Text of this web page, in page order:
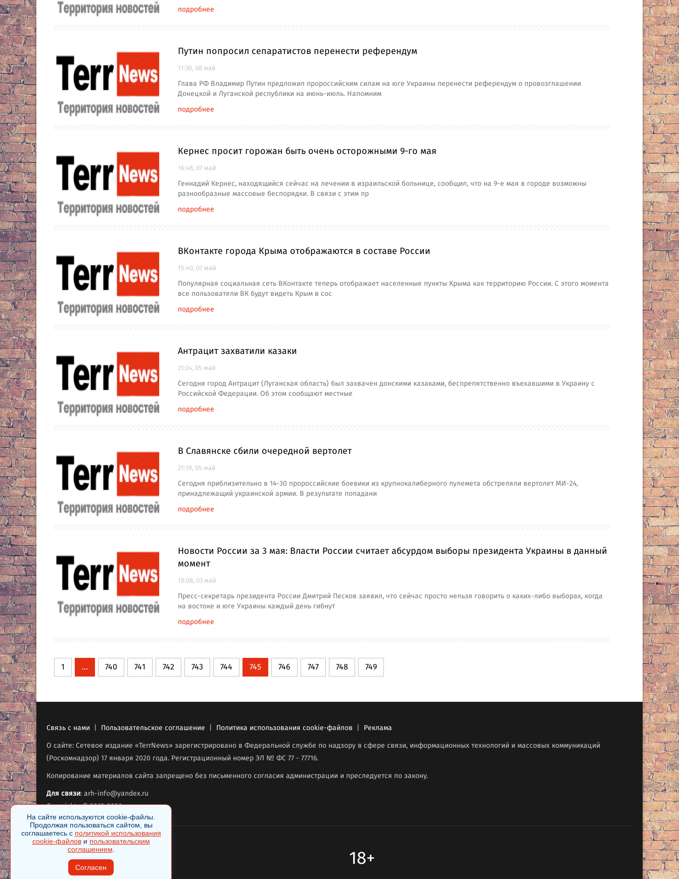
подробнее
Путин попросил сепаратистов перенести референдум
11:30, 08 май
Глава РФ Владимир Путин предложил пророссийским силам на юге Украины перенести референдум о провозглашении
Донецкой и Луганской республики на июнь-июль. Напомним
подробнее
Кернес просит горожан быть очень осторожными 9-го мая
16:48, 07 май
Геннадий Кернес, находящийся сейчас на лечении в израильской больнице, сообщил, что на 9-е мая в городе возможны
разнообразные массовые беспорядки. В связи с этим пр
подробнее
ВКонтакте города Крыма отображаются в составе России
15:40, 07 май
Популярная социальная сеть ВКонтакте теперь отображает населенные пункты Крыма как территорию России. С этого момента
все пользователи ВК будут видеть Крым в сос
подробнее
Антрацит захватили казаки
21:24, 05 май
Сегодня город Антрацит (Луганская область) был захвачен донскими казаками, беспрепятственно въехавшими в Украину с
Российской Федерации. Об этом сообщают местные
подробнее
В Славянске сбили очередной вертолет
21:19, 05 май
Сегодня приблизительно в 14-30 пророссийские боевики из крупнокалиберного пулемета обстреляли вертолет МИ-24,
принадлежащий украинской армии. В результате попадани
подробнее
Новости России за 3 мая: Власти России считает абсурдом выборы президента Украины в данный
момент
18:08, 03 май
Пресс-секретарь президента России Дмитрий Песков заявил, что сейчас просто нельзя говорить о каких-либо выборах, когда
на востоке и юге Украины каждый день гибнут
подробнее
1 ... 740 741 742 743 744 745 746 747 748 749
Связь с нами | Пользовательское соглашение | Политика использования cookie-файлов | Реклама
О сайте: Сетевое издание «TerrNews» зарегистрировано в Федеральной службе по надзору в сфере связи, информационных технологий и массовых коммуникаций
(Роскомнадзор) 17 января 2020 года. Регистрационный номер ЭЛ № ФС 77 - 77716.
Копирование материалов сайта запрещено без письменного согласия администрации и преследуется по закону.
Для связи: arh-info@yandex.ru
Copyrights © 2015-2026.
18+
На сайте используются cookie-файлы.
Продолжая пользоваться сайтом, вы
соглашаетесь с политикой использования
cookie-файлови пользовательским
соглашением
Согласен